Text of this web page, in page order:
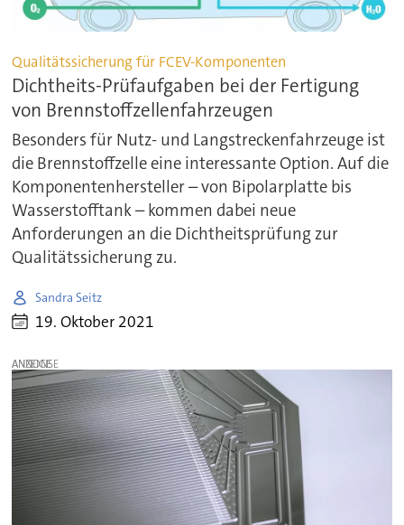
Qualitätssicherung für FCEV-Komponenten
Dichtheits-Prüfaufgaben bei der Fertigung
von Brennstoffzellenfahrzeugen
Besonders für Nutz- und Langstreckenfahrzeuge ist
die Brennstoffzelle eine interessante Option. Auf die
Komponentenhersteller – von Bipolarplatte bis
Wasserstofftank – kommen dabei neue
Anforderungen an die Dichtheitsprüfung zur
Qualitätssicherung zu.
Sandra Seitz
19. Oktober 2021
ANZEIGE